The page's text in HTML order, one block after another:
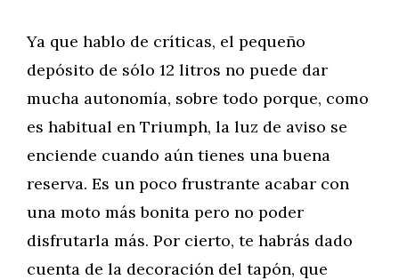
Ya que hablo de críticas, el pequeño
depósito de sólo 12 litros no puede dar
mucha autonomía, sobre todo porque, como
es habitual en Triumph, la luz de aviso se
enciende cuando aún tienes una buena
reserva. Es un poco frustrante acabar con
una moto más bonita pero no poder
disfrutarla más. Por cierto, te habrás dado
cuenta de la decoración del tapón, que